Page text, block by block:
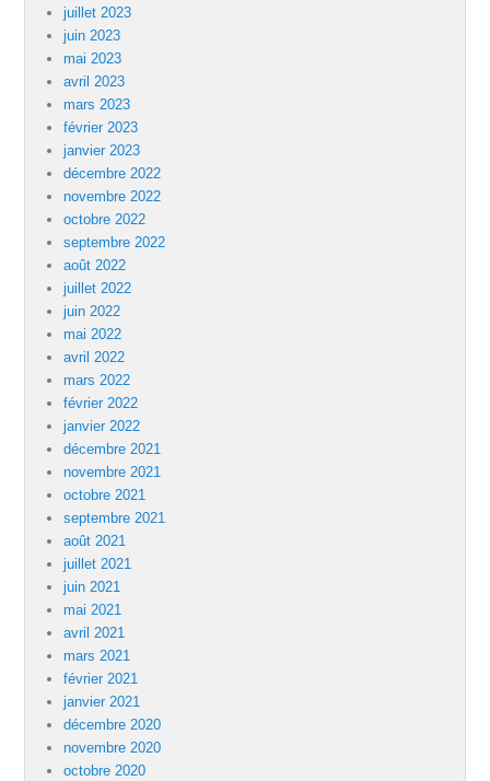
juillet 2023
juin 2023
mai 2023
avril 2023
mars 2023
février 2023
janvier 2023
décembre 2022
novembre 2022
octobre 2022
septembre 2022
août 2022
juillet 2022
juin 2022
mai 2022
avril 2022
mars 2022
février 2022
janvier 2022
décembre 2021
novembre 2021
octobre 2021
septembre 2021
août 2021
juillet 2021
juin 2021
mai 2021
avril 2021
mars 2021
février 2021
janvier 2021
décembre 2020
novembre 2020
octobre 2020